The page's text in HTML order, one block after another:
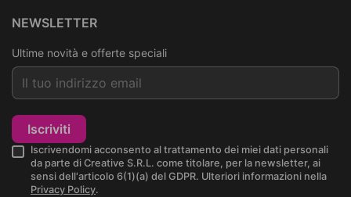
NEWSLETTER
Ultime novità e offerte speciali
Iscriviti
Iscrivendomi acconsento al trattamento dei miei dati personali
da parte di Creative S.R.L. come titolare, per la newsletter, ai
sensi dell'articolo 6(1)(a) del GDPR. Ulteriori informazioni nella
Privacy Policy.